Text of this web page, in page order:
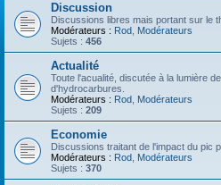
Discussion
Discussions libres mais portant sur le
Modérateurs : Rod Modérateurs
Sujets : 456
Actualité
Toute l'acualité, discutée à la lumière
d'hydrocarbures.
Modérateurs : Rod Modérateurs
Sujets : 209
Economie
Discussions traitant de l'impact du pic
Modérateurs : Rod Modérateurs
Sujets : 370